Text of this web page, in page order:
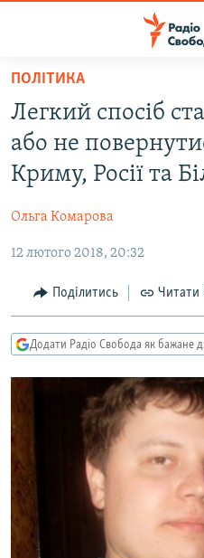
Перейти
основного
матеріалу
Перейти
до
основної
Перейти
пошуку
РАДІО СВОБОДА – 70 РОКІВ
ВСЕ ЗА ДОБУ
СТАТТІ
ЕКОНОМІКА
СУСПІЛЬСТВО
КУЛЬТУРА
УКРАЇНА
РОСІЙСЬКА «ФІЛЬТРАЦІЯ»
ДОНБАС.РЕАЛІЇ
КРИМ.РЕАЛІЇ
СХЕМИ
КИТАЙ.ВИКЛИКИ
МУЛЬТИМЕДІА
СПЕЦПРОЄКТИ
ПОДКАСТИ
ПОЛІТИКА
Легкий спосіб
або не
Криму, Росії та
Ольга Комарова
12 лютого 2018, 20:32
Поділитись Читати
Додати Радіо Свобода як бажане